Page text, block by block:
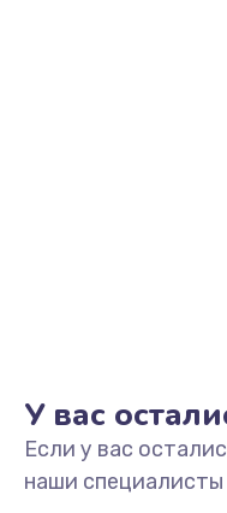
У вас
Если у вас
наши